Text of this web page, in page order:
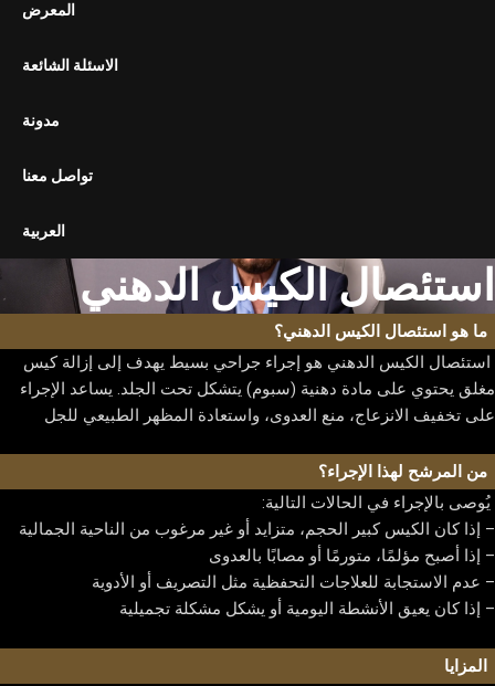
قسم التنظير الداخلي
المنظار السيني
منظار البطن التشخيصي
منظار المعدة
المعرض
معرض الصور
معرض الفيديوهات
الاسئلة الشائعة
مدونة
تواصل معنا
العربية
المعرض
الاسئلة الشائعة
مدونة
تواصل معنا
العربية
استئصال الكيس الدهني
ما هو استئصال الكيس الدهني؟
استئصال الكيس الدهني هو إجراء جراحي بسيط يهدف إلى إزالة كيس
مغلق يحتوي على مادة دهنية (سبوم) يتشكل تحت الجلد. يساعد الإجراء
على تخفيف الانزعاج، منع العدوى، واستعادة المظهر الطبيعي للجل
من المرشح لهذا الإجراء؟
يُوصى بالإجراء في الحالات التالية:
– إذا كان الكيس كبير الحجم، متزايد أو غير مرغوب من الناحية الجمالية
– إذا أصبح مؤلمًا، متورمًا أو مصابًا بالعدوى
– عدم الاستجابة للعلاجات التحفظية مثل التصريف أو الأدوية
– إذا كان يعيق الأنشطة اليومية أو يشكل مشكلة تجميلية
المزايا